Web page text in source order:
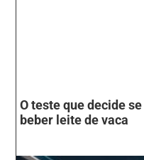
O teste que decide
beber leite de vaca